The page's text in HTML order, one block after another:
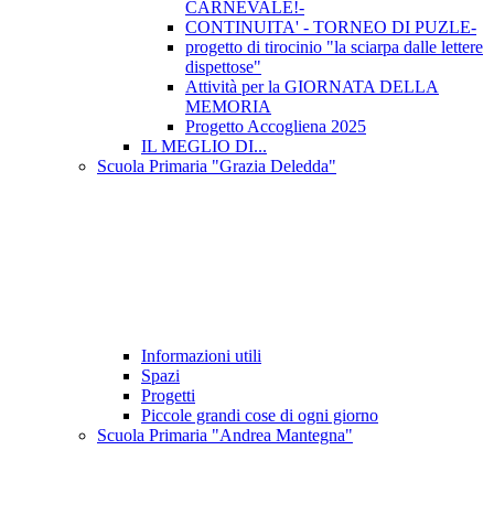
CARNEVALE!-
CONTINUITA' - TORNEO DI PUZLE-
progetto di tirocinio "la sciarpa dalle lettere
dispettose"
Attività per la GIORNATA DELLA
MEMORIA
Progetto Accogliena 2025
IL MEGLIO DI...
Scuola Primaria "Grazia Deledda"
Informazioni utili
Spazi
Progetti
Piccole grandi cose di ogni giorno
Scuola Primaria "Andrea Mantegna"